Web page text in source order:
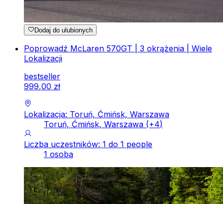
Dodaj do ulubionych
Poprowadź McLaren 570GT | 3 okrążenia | Wiele
Lokalizacji
bestseller
999,00 zł
Lokalizacja: Toruń, Ćmińsk, Warszawa
Toruń, Ćmińsk, Warszawa (+4)
Liczba uczestników: 1 do 1 people
1 osoba